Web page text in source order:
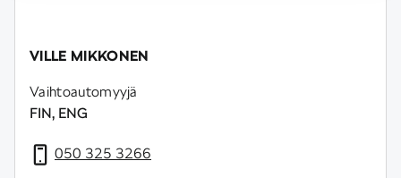
VILLE MIKKONEN
Vaihtoautomyyjä
FIN, ENG
050 325 3266